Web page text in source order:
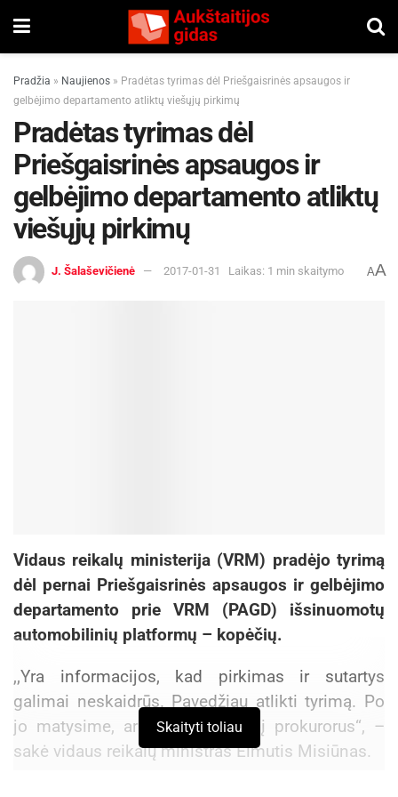
Pradžia » Naujienos » Pradėtas tyrimas dėl Priešgaisrinės apsaugos ir
gelbėjimo departamento atliktų viešųjų pirkimų
Pradėtas tyrimas dėl
Priešgaisrinės apsaugos ir
gelbėjimo departamento atliktų
viešųjų pirkimų
J. Šalaševičienė 2017-01-31 Laikas: 1 min skaitymo AA
Vidaus reikalų ministerija (VRM) pradėjo tyrimą
dėl pernai Priešgaisrinės apsaugos ir gelbėjimo
departamento prie VRM (PAGD) išsinuomotų
automobilinių platformų – kopėčių.
,,Yra informacijos, kad pirkimas ir sutartys
galimai neskaidrūs. Pavedžiau atlikti tyrimą. Po
jo matysime, ar reikia kreiptis į prokurorus“, –
sakė vidaus reikalų ministras Eimutis Misiūnas.
Skaityti toliau